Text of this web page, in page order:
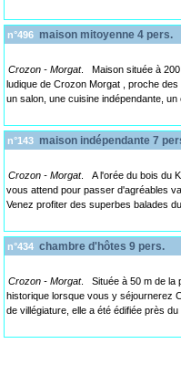
n°496 maison mitoyenne 4 pers.
Crozon - Morgat. Maison située à 200
ludique de Crozon Morgat , proche
un salon, une cuisine indépendante,
n°143 maison indépendante 7
Crozon - Morgat. A l'orée du bois du
vous attend pour passer d'agréables
Venez profiter des superbes balades
n°434 chambre d'hôtes 9 pers.
Crozon - Morgat. Située à 50 m de la
historique lorsque vous y séjournerez
de villégiature, elle a été édifiée près